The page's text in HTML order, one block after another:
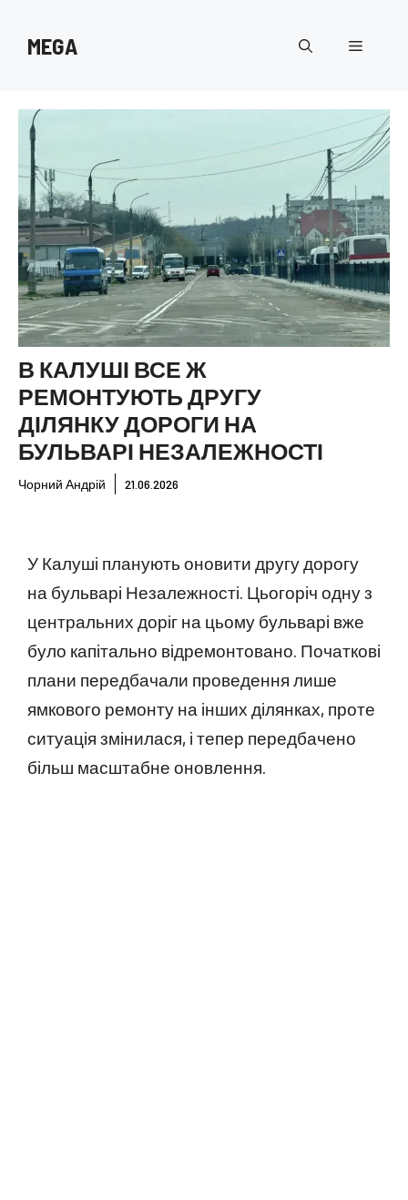
MEGA Меню
В КАЛУШІ ВСЕ Ж
РЕМОНТУЮТЬ ДРУГУ
ДІЛЯНКУ ДОРОГИ НА
БУЛЬВАРІ НЕЗАЛЕЖНОСТІ
Чорний Андрій 21.06.2026
У Калуші планують оновити другу дорогу
на бульварі Незалежності. Цьогоріч одну з
центральних доріг на цьому бульварі вже
було капітально відремонтовано. Початкові
плани передбачали проведення лише
ямкового ремонту на інших ділянках, проте
ситуація змінилася, і тепер передбачено
більш масштабне оновлення.